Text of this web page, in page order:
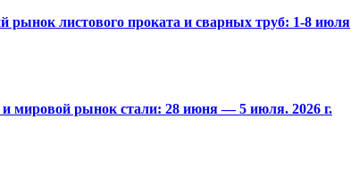
рынок листового проката и сварных труб: 1-8 июля
мировой рынок стали: 28 июня — 5 июля. 2026 г.